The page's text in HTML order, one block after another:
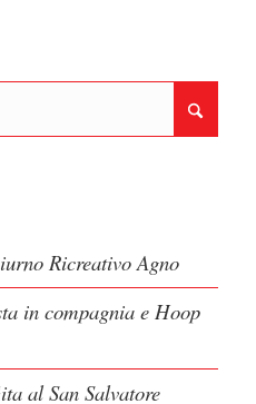
Ricreativo Agno
in compagnia e Hoop
al San Salvatore